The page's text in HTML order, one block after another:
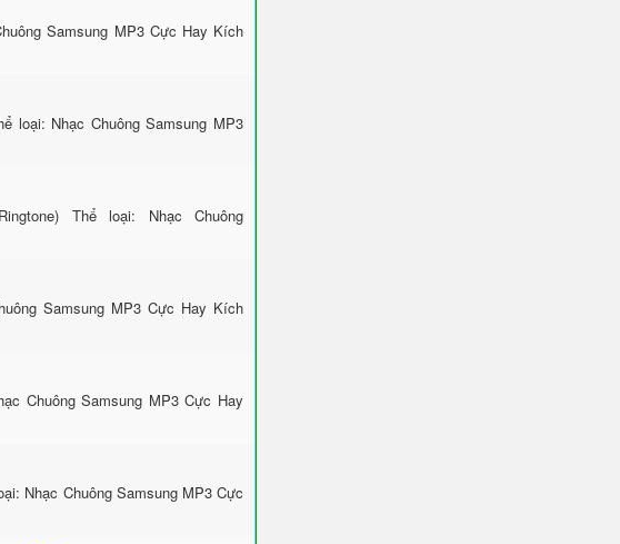
Samsung MP3 Cực Hay Kích
loại: Nhạc Chuông Samsung MP3
Thể loại: Nhạc Chuông
Samsung MP3 Cực Hay Kích
Chuông Samsung MP3 Cực Hay
Nhạc Chuông Samsung MP3 Cực